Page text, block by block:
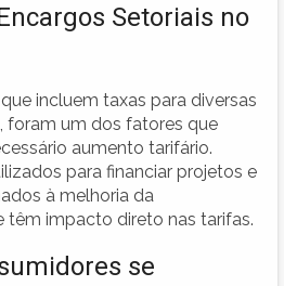
Setoriais no
incluem taxas para diversas
foram um dos fatores que
aumento tarifário.
para financiar projetos e
à melhoria da
têm impacto direto nas tarifas.
se